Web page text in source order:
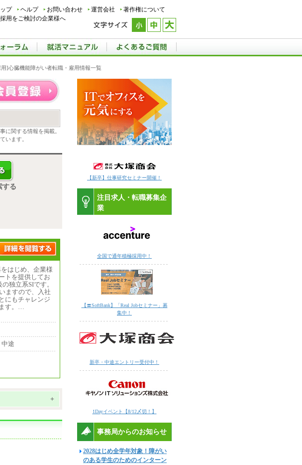
プ ヘルプ お問い合わせ 運営会社
著作権について
用をご検討の企業様へ
]心臓機能障がい者転職・雇用情報一覧
に関する情報を掲載。
います。
する
はじめ、企業様
トを提供してお
独立系SIです。
ますので、入社
にもチャレンジ
す。…
途
+
【新卒】仕事研究セミナー開催！
注目求人・転職募集企
業
全国で通年積極採用中！
【〓SoftBank】「Real Jobセミナー」募
集中！
新卒・中途エントリー受付中！
1Dayイベント【8/12〆切！】
事務局からのお知らせ
2028はじめ全学年対象！障がい
のある学生のためのインターン